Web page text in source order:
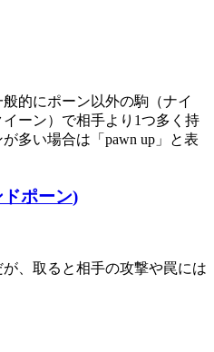
的にポーン以外の駒（ナイ
ーン）で相手より1つ多く持
多い場合は「pawn up」と表
ポーン)
、取ると相手の攻撃や罠には